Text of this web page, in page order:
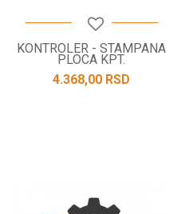
KONTROLER - STAMPANA
PLOCA KPT.
4.368,00 RSD